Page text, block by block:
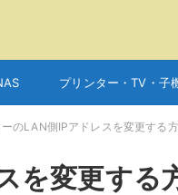
プリンター・TV・子
のLAN側IPアドレスを変更する
を変更する